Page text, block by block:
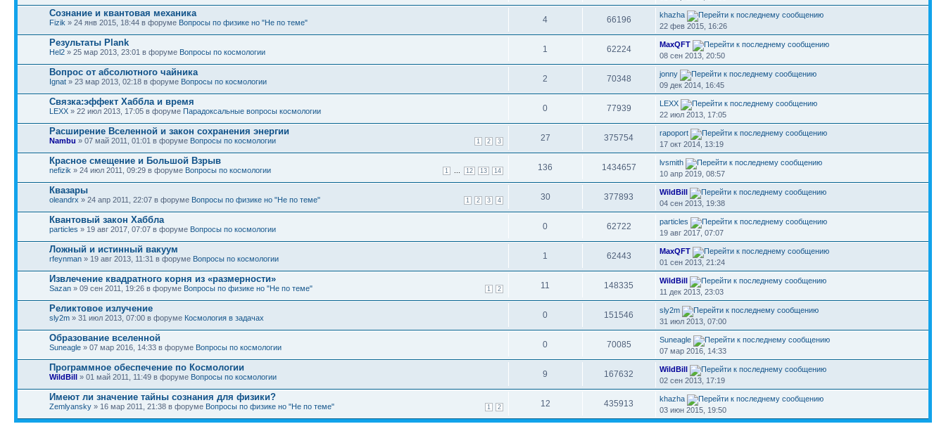
Сознание и квантовая механика
Fizik » 24 янв 2015, 18:44 в форуме Вопросы по физике но "Не по теме" 4 66196
khazha
22 фев 2015, 16:26
Результаты Plank
Hel2 » 25 мар 2013, 23:01 в форуме Вопросы по космологии 1 62224
MaxQFT
08 сен 2013, 20:50
Вопрос от абсолютного чайника
Ignat » 23 мар 2013, 02:18 в форуме Вопросы по космологии 2 70348
jonny
09 дек 2014, 16:45
Связка:эффект Хаббла и время
LEXX » 22 июл 2013, 17:05 в форуме Парадоксальные вопросы космологии 0 77939
LEXX
22 июл 2013, 17:05
Расширение Вселенной и закон сохранения энергии
1 2 3
Nambu » 07 май 2011, 01:01 в форуме Вопросы по космологии 27 375754
rapoport
17 окт 2014, 13:19
Красное смещение и Большой Взрыв
1 12 13 14
nefizik » 24 июл 2011, 09:29 в форуме Вопросы по космологии 136 1434657
lvsmith
10 апр 2019, 08:57
Квазары
1 2 3 4
oleandrx » 24 апр 2011, 22:07 в форуме Вопросы по физике но "Не по теме" 30 377893
WildBill
04 сен 2013, 19:38
Квантовый закон Хаббла
particles » 19 авг 2017, 07:07 в форуме Вопросы по космологии 0 62722
particles
19 авг 2017, 07:07
Ложный и истинный вакуум
rfeynman » 19 авг 2013, 11:31 в форуме Вопросы по космологии 1 62443
MaxQFT
01 сен 2013, 21:24
Извлечение квадратного корня из «размерности»
1 2
Sazan » 09 сен 2011, 19:26 в форуме Вопросы по физике но "Не по теме" 11 148335
WildBill
11 дек 2013, 23:03
Реликтовое излучение
sly2m » 31 июл 2013, 07:00 в форуме Космология в задачах 0 151546
sly2m
31 июл 2013, 07:00
Образование вселенной
Suneagle » 07 мар 2016, 14:33 в форуме Вопросы по космологии 0 70085
Suneagle
07 мар 2016, 14:33
Программное обеспечение по Космологии
WildBill » 01 май 2011, 11:49 в форуме Вопросы по космологии 9 167632
WildBill
02 сен 2013, 17:19
Имеют ли значение тайны сознания для физики?
1 2
Zemlyansky » 16 мар 2011, 21:38 в форуме Вопросы по физике но "Не по теме" 12 435913
khazha
03 июн 2015, 19:50